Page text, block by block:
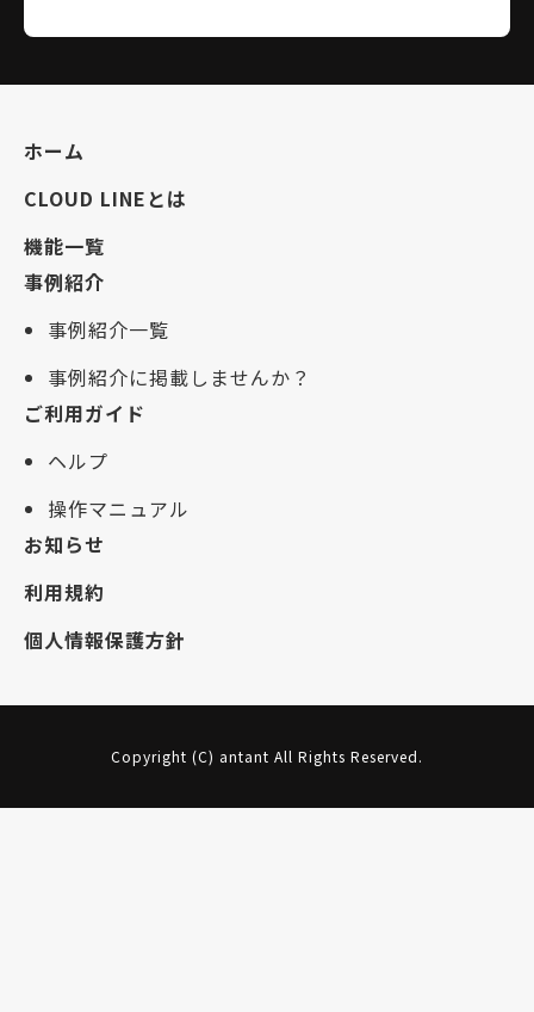
ホーム
CLOUD LINEとは
機能一覧
事例紹介
事例紹介一覧
事例紹介に掲載しませんか？
ご利用ガイド
ヘルプ
操作マニュアル
お知らせ
利用規約
個人情報保護方針
Copyright (C) antant All Rights Reserved.